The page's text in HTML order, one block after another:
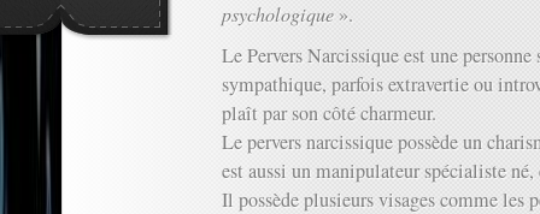
psychologique ».
Le Pervers Narcissique est une personne
sympathique, parfois extravertie ou
plaît par son côté charmeur.
Le pervers narcissique possède un
est aussi un manipulateur spécialiste
Il possède plusieurs visages comme les